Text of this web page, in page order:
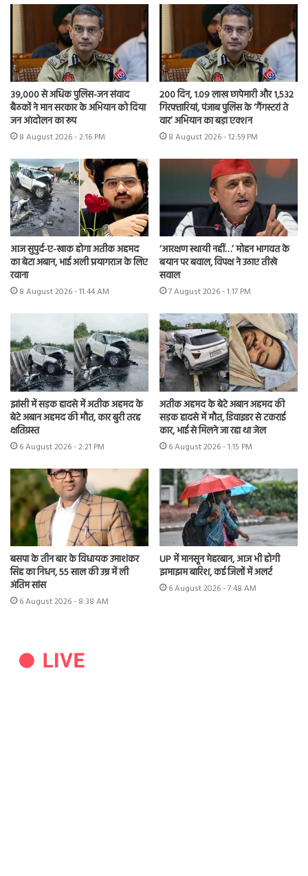
39,000 से अधिक पुलिस-जन संवाद
बैठकों ने मान सरकार के अभियान को दिया
जन आंदोलन का रूप
8 August 2026 - 2:16 PM
200 दिन, 1.09 लाख छापेमारी और 1,532
गिरफ्तारियां, पंजाब पुलिस के ‘गैंगस्टरां ते
वार’ अभियान का बड़ा एक्शन
8 August 2026 - 12:59 PM
आज सुपुर्द-ए-खाक होगा अतीक अहमद
का बेटा अबान, भाई अली प्रयागराज के लिए
रवाना
8 August 2026 - 11:44 AM
‘आरक्षण स्थायी नहीं…’ मोहन भागवत के
बयान पर बवाल, विपक्ष ने उठाए तीखे
सवाल
7 August 2026 - 1:17 PM
झांसी में सड़क हादसे में अतीक अहमद के
बेटे अबान अहमद की मौत, कार बुरी तरह
क्षतिग्रस्त
6 August 2026 - 2:21 PM
अतीक अहमद के बेटे अबान अहमद की
सड़क हादसे में मौत, डिवाइडर से टकराई
कार, भाई से मिलने जा रहा था जेल
6 August 2026 - 1:15 PM
बसपा के तीन बार के विधायक उमाशंकर
सिंह का निधन, 55 साल की उम्र में ली
अंतिम सांस
6 August 2026 - 8:38 AM
UP में मानसून मेहरबान, आज भी होगी
झमाझम बारिश, कई जिलों में अलर्ट
6 August 2026 - 7:48 AM